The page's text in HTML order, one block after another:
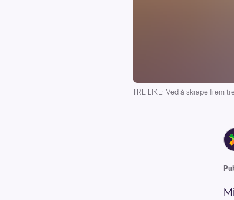
TRE LIKE: Ved å skrape frem